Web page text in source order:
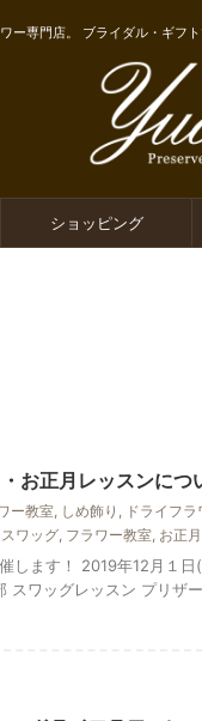
ー専門店。 ブライダル・ギフ
ショッピング
お正月レッスンにつ
ー教室 しめ飾り ドライフ
スワッグ フラワー教室 お正月
します！ 2019年12月１
スワッグレッスン プリザ